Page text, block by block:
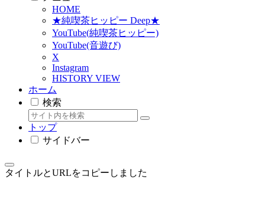
HOME
★純喫茶ヒッピー Deep★
YouTube(純喫茶ヒッピー)
YouTube(音遊び)
X
Instagram
HISTORY VIEW
ホーム
検索
トップ
サイドバー
タイトルとURLをコピーしました